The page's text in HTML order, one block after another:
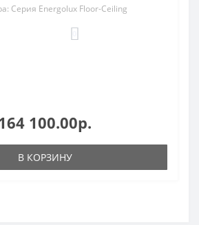
Серия Energolux Floor-Ceiling
100.00р.
В КОРЗИНУ